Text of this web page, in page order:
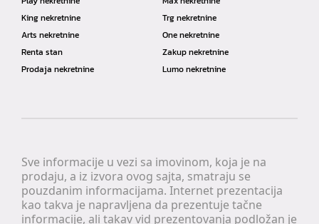
Sve informacije u vezi sa imovinom, koja je na
prodaju, a iz izvora ovog sajta, smatraju se
pouzdanim informacijama. Internet prezentacija
kao takva je napravljena da prezentuje tačne
informacije, ali takav vid prezentovanja podložan je
King nekretnine
Trg nekretnine
Arts nekretnine
One nekretnine
Renta stan
Zakup nekretnine
Prodaja nekretnine
Lumo nekretnine